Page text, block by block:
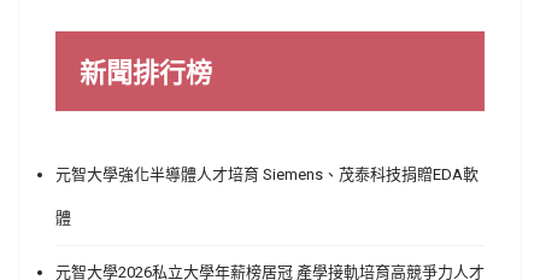
新聞排行榜
元智大學強化半導體人才培育 Siemens、茂泰科技捐贈EDA軟
體
元智大學2026私立大學年薪榜居冠 產學接軌培育高競爭力人才